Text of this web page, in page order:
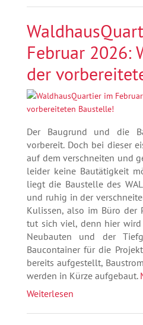
Februar 2026:
der
Der Baugrund und die
vorbereit. Doch bei dieser
auf dem verschneiten und
leider keine Bautätigkeit
liegt die Baustelle des
und ruhig in der
Kulissen, also im Büro der
tut sich viel, denn hier
Neubauten und der
Baucontainer für die
bereits aufgestellt,
werden in Kürze aufgebaut.
Weiterlesen